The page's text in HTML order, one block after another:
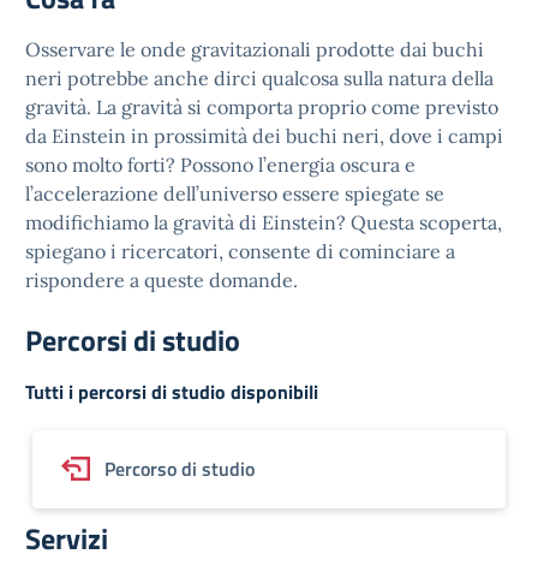
Osservare le onde gravitazionali prodotte dai buchi
neri potrebbe anche dirci qualcosa sulla natura della
gravità. La gravità si comporta proprio come previsto
da Einstein in prossimità dei buchi neri, dove i campi
sono molto forti? Possono l’energia oscura e
l’accelerazione dell’universo essere spiegate se
modifichiamo la gravità di Einstein? Questa scoperta,
spiegano i ricercatori, consente di cominciare a
rispondere a queste domande.
Percorsi di studio
Tutti i percorsi di studio disponibili
Percorso di studio
Servizi